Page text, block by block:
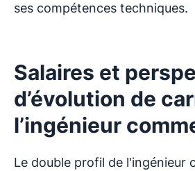
ses compétences techniques.
Salaires et
d’évolution de
l’ingénieur
Le double profil de l'ingénieur